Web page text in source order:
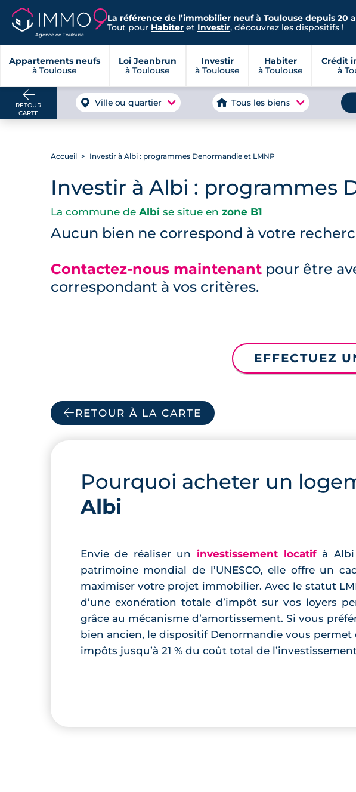
Agence de Toulouse
La référence de l’immobilier neuf à Toulouse depuis 20
Tout pour Habiter et Investir, découvrez les dispositifs !
Appartements neufs
à Toulouse
Loi Jeanbrun
à Toulouse
Investir
à Toulouse
Habiter
à Toulouse
Crédit
à
RETOUR
CARTE
Ville ou quartier Tous les biens
Accueil Investir à Albi : programmes Denormandie et LMNP
Investir à Albi : programmes
La commune de Albise situe en zone B1
Aucun bien ne correspond à votre
Contactez-nous maintenantpour être
correspondant à vos critères.
EFFECTUEZ
RETOUR À LA CARTE
Pourquoi acheter un
Albi
Envie de réaliser un investissement locatifà Albi
patrimoine mondial de l’UNESCO, elle offre un
maximiser votre projet immobilier. Avec le statut
d’une exonération totale d’impôt sur vos loyers
grâce au mécanisme d’amortissement. Si vous
bien ancien, le dispositif Denormandie vous permet
impôts jusqu’à 21 % du coût total de